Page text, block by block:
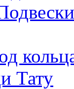
Тату